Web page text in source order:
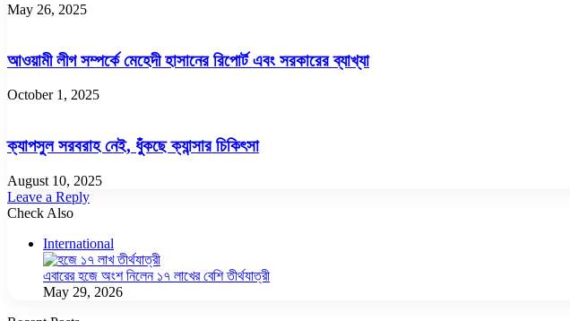
May 26, 2025
আওয়ামী লীগ সম্পর্কে মেহেদী হাসানের রিপোর্ট এবং সরকারের ব্যাখ্যা
October 1, 2025
ক্যাপসুল সরবরাহ নেই, ধুঁকছে ক্যান্সার চিকিৎসা
August 10, 2025
Leave a Reply
Check Also
International
এবারের হজে অংশ নিলেন ১৭ লাখের বেশি তীর্থযাত্রী
May 29, 2026